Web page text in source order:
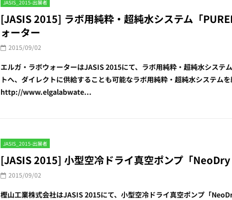
JASIS_2015-出展者
[JASIS 2015] ラボ用純粋・超純水システム「
ォーター
2015/09/02
エルガ・ラボウォーターはJASIS 2015にて、ラボ用純粋・超純水システ
トへ、ダイレクトに供給することも可能なラボ用純粋・超純水システム
http://www.elgalabwate...
JASIS_2015-出展者
[JASIS 2015] 小型空冷ドライ真空ポンプ「
2015/09/02
樫山工業株式会社はJASIS 2015にて、小型空冷ドライ真空ポンプ「